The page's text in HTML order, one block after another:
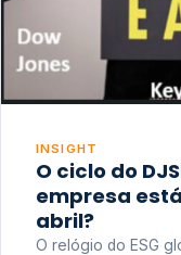
INSIGHT
O ciclo do DJSI
empresa
abril?
O relógio do ESG global não